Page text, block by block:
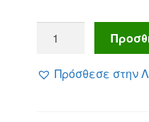
AUTO
σπρέι
αφαίρεσης
Πρόσθεσε στην